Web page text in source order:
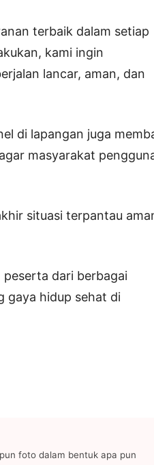
terbaik dalam setiap
kami ingin
lancar, aman, dan
di lapangan juga
masyarakat
situasi terpantau
dari berbagai
gaya hidup sehat di
foto dalam bentuk apa pun